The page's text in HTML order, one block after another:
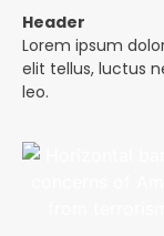
Header
Lorem ipsum
elit tellus, luctus
leo.